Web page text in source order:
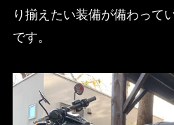
り揃えたい装備が備わって
です。